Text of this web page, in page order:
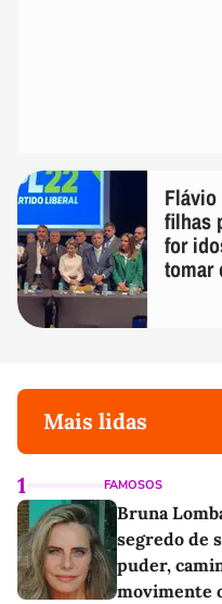
filhas
for
tomar
Mais lidas
1 FAMOSOS
Bruna
segredo de
puder,
movimente